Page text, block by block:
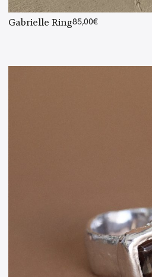
Gabrielle Ring85,00€